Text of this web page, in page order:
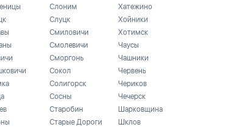
Слоним
Слуцк
Смиловичи
Смолевичи
Сморгонь
Сокол
Солигорск
Сосны
Старобин
Старые Дороги
Хатежино
Хойники
Хотимск
Чаусы
Чашники
Червень
Чериков
Чечерск
Шарковщина
Шклов